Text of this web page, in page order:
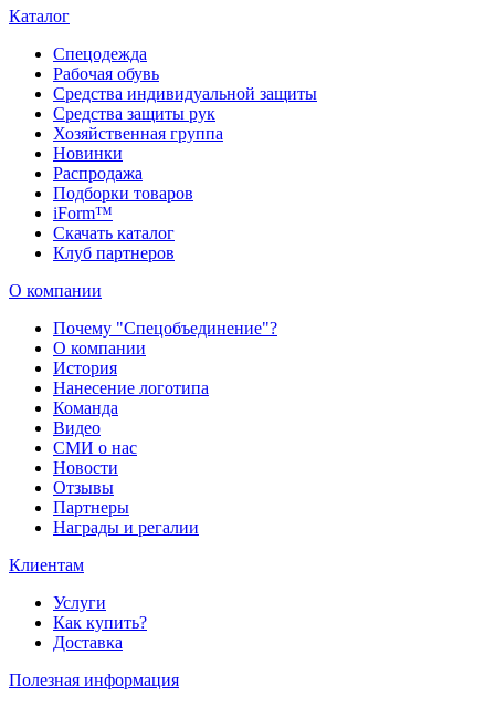
Каталог
Спецодежда
Рабочая обувь
Средства индивидуальной защиты
Средства защиты рук
Хозяйственная группа
Новинки
Распродажа
Подборки товаров
iForm™
Скачать каталог
Клуб партнеров
О компании
Почему "Спецобъединение"?
О компании
История
Нанесение логотипа
Команда
Видео
СМИ о нас
Новости
Отзывы
Партнеры
Награды и регалии
Клиентам
Услуги
Как купить?
Доставка
Полезная информация